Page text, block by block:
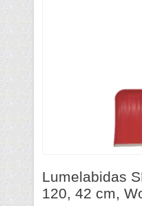
Lumelabidas
120, 42 cm,